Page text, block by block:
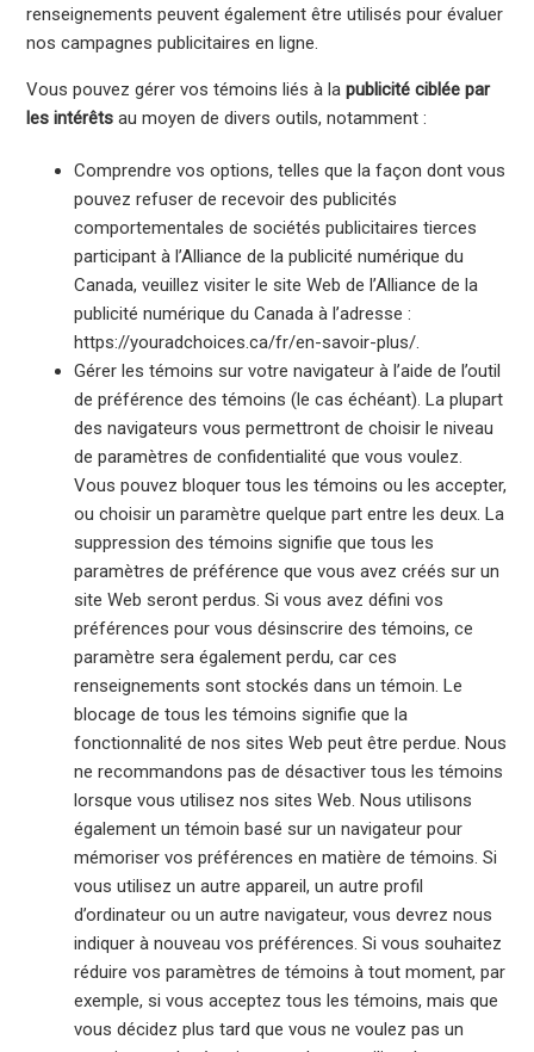
renseignements peuvent également être utilisés pour évaluer
nos campagnes publicitaires en ligne.
Vous pouvez gérer vos témoins liés à lapublicité ciblée par
les intérêtsau moyen de divers outils, notamment :
Comprendre vos options, telles que la façon dont vous
pouvez refuser de recevoir des publicités
comportementales de sociétés publicitaires tierces
participant à l’Alliance de la publicité numérique du
Canada, veuillez visiter le site Web de l’Alliance de la
publicité numérique du Canada à l’adresse :
https://youradchoices.ca/fr/en-savoir-plus/.
Gérer les témoins sur votre navigateur à l’aide de l’outil
de préférence des témoins (le cas échéant). La plupart
des navigateurs vous permettront de choisir le niveau
de paramètres de confidentialité que vous voulez.
Vous pouvez bloquer tous les témoins ou les accepter,
ou choisir un paramètre quelque part entre les deux. La
suppression des témoins signifie que tous les
paramètres de préférence que vous avez créés sur un
site Web seront perdus. Si vous avez défini vos
préférences pour vous désinscrire des témoins, ce
paramètre sera également perdu, car ces
renseignements sont stockés dans un témoin. Le
blocage de tous les témoins signifie que la
fonctionnalité de nos sites Web peut être perdue. Nous
ne recommandons pas de désactiver tous les témoins
lorsque vous utilisez nos sites Web. Nous utilisons
également un témoin basé sur un navigateur pour
mémoriser vos préférences en matière de témoins. Si
vous utilisez un autre appareil, un autre profil
d’ordinateur ou un autre navigateur, vous devrez nous
indiquer à nouveau vos préférences. Si vous souhaitez
réduire vos paramètres de témoins à tout moment, par
exemple, si vous acceptez tous les témoins, mais que
vous décidez plus tard que vous ne voulez pas un